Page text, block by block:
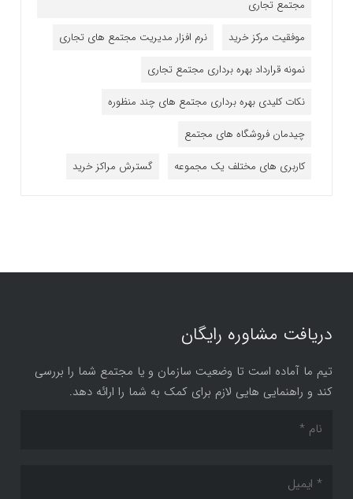
مجتمع تجاری
موفقیت مرکز خرید
نرم افزار مدیریت مجتمع های تجاری
نمونه قرارداد بهره برداری مجتمع تجاری
نکات کلیدی بهره برداری مجتمع های چند منظوره
چیدمان فروشگاه های مجتمع
کاربری های مختلف یک مجموعه
گسترش مراکز خرید
دریافت مشاوره رایگان
تیم ما آماده است تا وضعیت سازمان و یا مجتمع شما را بررسی
کند و راهنمایی هایی لازم برای کمک به شما را ارائه دهد.